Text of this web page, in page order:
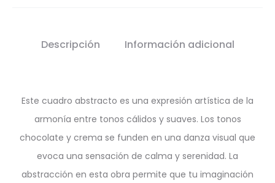
Descripción Información adicional
Este cuadro abstracto es una expresión artística de la
armonía entre tonos cálidos y suaves. Los tonos
chocolate y crema se funden en una danza visual que
evoca una sensación de calma y serenidad. La
abstracción en esta obra permite que tu imaginación